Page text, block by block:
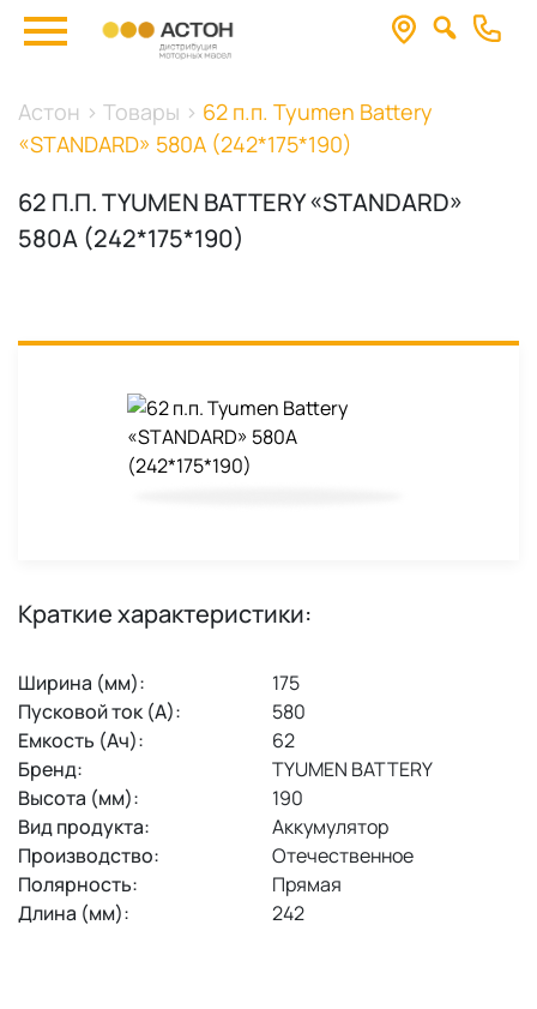
Астон > Товары > 62 п.п. Tyumen Battery
«STANDARD» 580А (242*175*190)
62 П.П. TYUMEN BATTERY «STANDARD»
580А (242*175*190)
Краткие характеристики:
Ширина (мм):
175
Пусковой ток (А):
580
Емкость (Ач):
62
Бренд:
TYUMEN BATTERY
Высота (мм):
190
Вид продукта:
Аккумулятор
Производство:
Отечественное
Полярность:
Прямая
Длина (мм):
242